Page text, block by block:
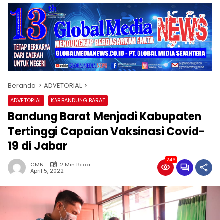
Beranda ADVETORIAL
ADVETORIAL KAB.BANDUNG BARAT
Bandung Barat Menjadi Kabupaten
Tertinggi Capaian Vaksinasi Covid-
19 di Jabar
GMN
2 Min Baca
April 5, 2022
246